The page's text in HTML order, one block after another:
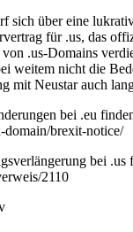
sich über eine
für .us, das
.us-Domains
weitem nicht die
mit Neustar auch
bei .eu
domain/brexit-notice/
bei .us
2110